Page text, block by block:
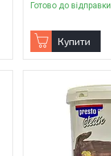
Готово до відправки
Купити